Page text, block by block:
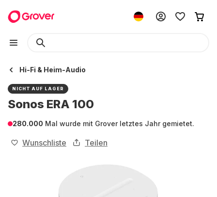
Hi-Fi & Heim-Audio
NICHT AUF LAGER
Sonos ERA 100
280.000 Mal wurde mit Grover letztes Jahr gemietet.
Wunschliste Teilen